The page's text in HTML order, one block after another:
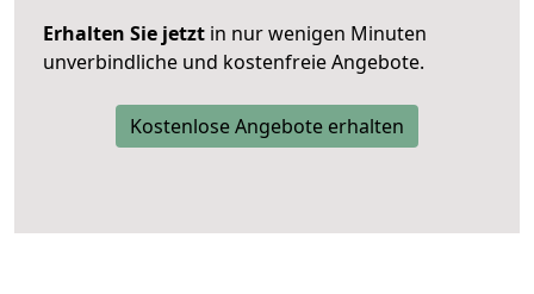
Erhalten Sie jetzt in nur wenigen Minuten
unverbindliche und kostenfreie Angebote.
Kostenlose Angebote erhalten